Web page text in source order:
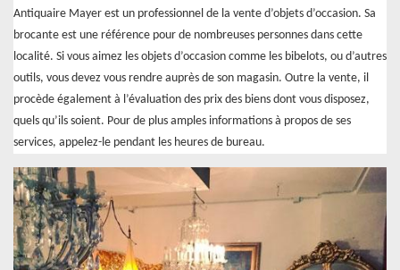
Antiquaire Mayer est un professionnel de la vente d’objets d’occasion. Sa
brocante est une référence pour de nombreuses personnes dans cette
localité. Si vous aimez les objets d’occasion comme les bibelots, ou d’autres
outils, vous devez vous rendre auprès de son magasin. Outre la vente, il
procède également à l’évaluation des prix des biens dont vous disposez,
quels qu’ils soient. Pour de plus amples informations à propos de ses
services, appelez-le pendant les heures de bureau.